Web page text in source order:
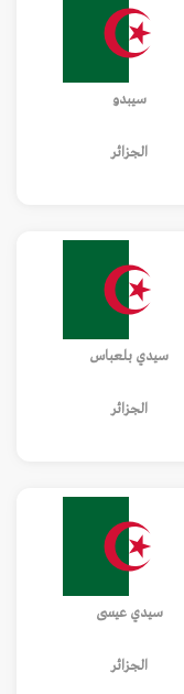
سيبدو
الجزائر
سيدي بلعباس
الجزائر
سيدي عيسى
الجزائر